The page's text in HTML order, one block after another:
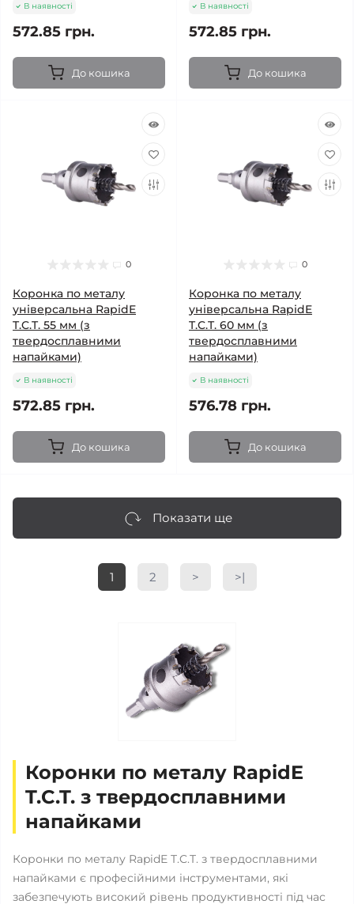
В наявності
572.85 грн.
До кошика
В наявності
572.85 грн.
До кошика
0
Коронка по металу
універсальна RapidE
T.C.T. 55 мм (з
твердосплавними
напайками)
В наявності
572.85 грн.
До кошика
0
Коронка по металу
універсальна RapidE
T.C.T. 60 мм (з
твердосплавними
напайками)
В наявності
576.78 грн.
До кошика
Показати ще
1 2 > >|
Коронки по металу RapidE
T.C.T. з твердосплавними
напайками
Коронки по металу RapidE T.C.T. з твердосплавними
напайками є професійними інструментами, які
забезпечують високий рівень продуктивності під час